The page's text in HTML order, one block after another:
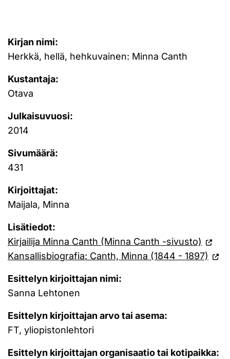
Kirjan nimi:
Herkkä, hellä, hehkuvainen: Minna Canth
Kustantaja:
Otava
Julkaisuvuosi:
2014
Sivumäärä:
431
Kirjoittajat:
Maijala, Minna
Lisätiedot:
Kirjailija Minna Canth (Minna Canth -sivusto)
Kansallisbiografia: Canth, Minna (1844 - 1897)
Esittelyn kirjoittajan nimi:
Sanna Lehtonen
Esittelyn kirjoittajan arvo tai asema:
FT, yliopistonlehtori
Esittelyn kirjoittajan organisaatio tai kotipaikka: